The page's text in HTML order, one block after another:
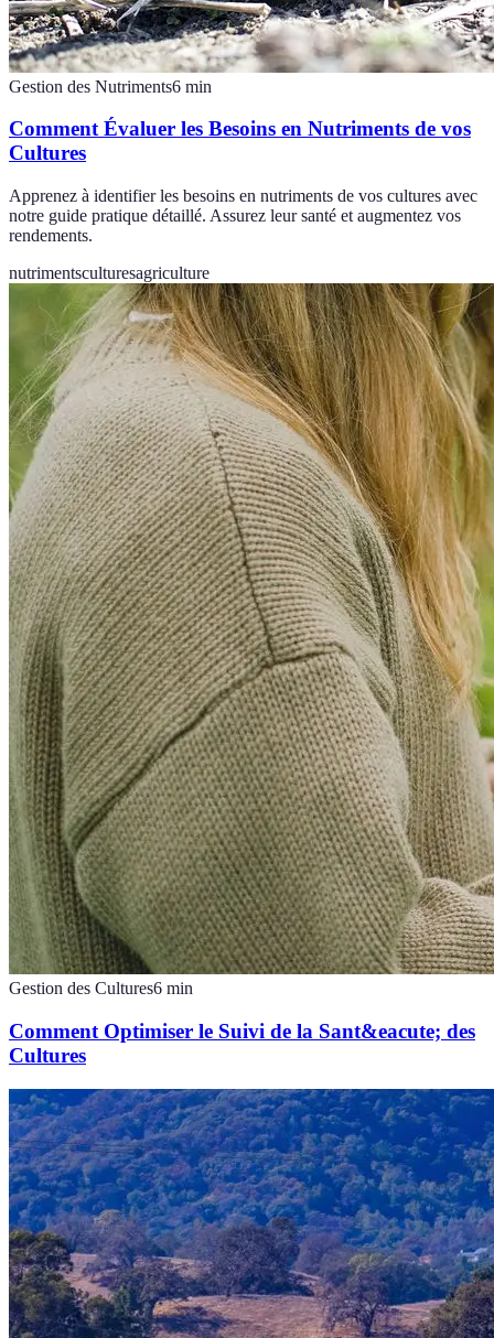
Gestion des Nutriments6 min
Comment Évaluer les Besoins en Nutriments de vos
Cultures
Apprenez à identifier les besoins en nutriments de vos cultures avec
notre guide pratique détaillé. Assurez leur santé et augmentez vos
rendements.
nutrimentsculturesagriculture
Gestion des Cultures6 min
Comment Optimiser le Suivi de la Sant&eacute; des
Cultures